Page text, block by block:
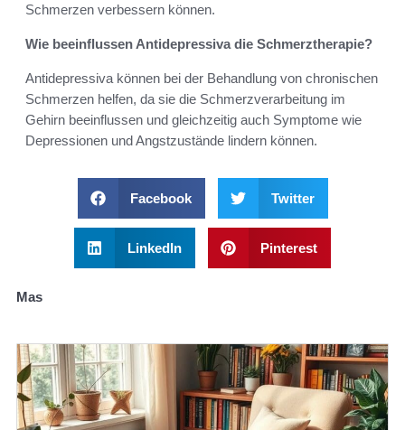
Schmerzen verbessern können.
Wie beeinflussen Antidepressiva die Schmerztherapie?
Antidepressiva können bei der Behandlung von chronischen
Schmerzen helfen, da sie die Schmerzverarbeitung im
Gehirn beeinflussen und gleichzeitig auch Symptome wie
Depressionen und Angstzustände lindern können.
Facebook Twitter
LinkedIn Pinterest
Mas